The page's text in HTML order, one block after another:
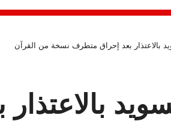
بالاعتذار بعد إحراق متطرف نسخة من القرآن